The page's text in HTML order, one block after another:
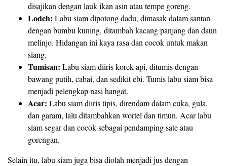
disajikan dengan lauk ikan asin atau tempe goreng.
Lodeh: Labu siam dipotong dadu, dimasak dalam santan
dengan bumbu kuning, ditambah kacang panjang dan daun
melinjo. Hidangan ini kaya rasa dan cocok untuk makan
siang.
Tumisan: Labu siam diiris korek api, ditumis dengan
bawang putih, cabai, dan sedikit ebi. Tumis labu siam bisa
menjadi pelengkap nasi hangat.
Acar: Labu siam diiris tipis, direndam dalam cuka, gula,
dan garam, lalu ditambahkan wortel dan timun. Acar labu
siam segar dan cocok sebagai pendamping sate atau
gorengan.
Selain itu, labu siam juga bisa diolah menjadi jus dengan